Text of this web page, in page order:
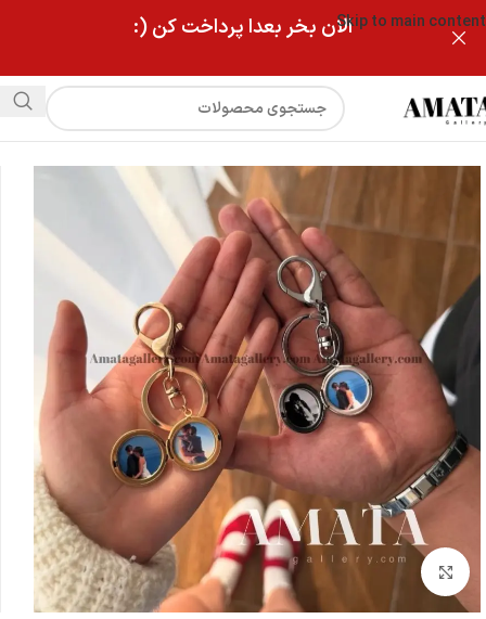
Skip to main contentالان بخر بعدا پرداخت کن (:
فروشگاه جاکلیدی لاکت دایره نقره ای با چاپ رنگی
بزرگنمایی تصویر